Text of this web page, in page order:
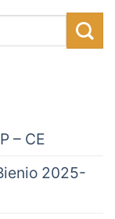
– CE
2025-